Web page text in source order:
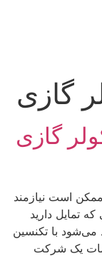
گازی
گازی
است نیازمند
تمایل دارید
می‌شود با تکنسین
یک شرکت